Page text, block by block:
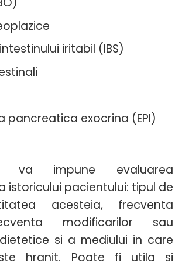
iritabil (IBS)
pancreatica exocrina (EPI)
va impune evaluarea
istoricului pacientului: tipul de
acesteia, frecventa
modificarilor sau
si a mediului in care
hranit. Poate fi utila si